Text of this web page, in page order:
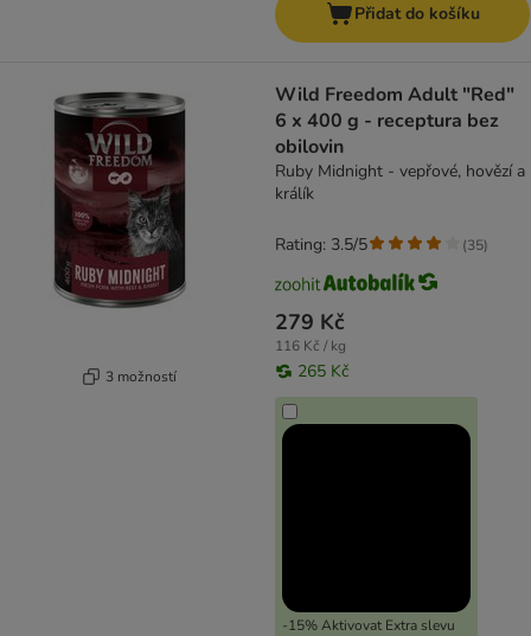
Přidat do košíku
3 možností
Wild Freedom Adult "Red"
6 x 400 g - receptura bez
obilovin
Ruby Midnight - vepřové, hovězí a
králík
279 Kč
116 Kč / kg
265 Kč
-15% Aktivovat Extra slevu
Rating: 3.5/5 (35)